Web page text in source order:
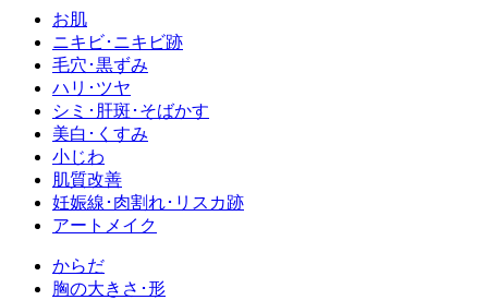
お肌
ニキビ･ニキビ跡
毛穴･黒ずみ
ハリ･ツヤ
シミ･肝斑･そばかす
美白･くすみ
小じわ
肌質改善
妊娠線･肉割れ･リスカ跡
アートメイク
からだ
胸の大きさ･形